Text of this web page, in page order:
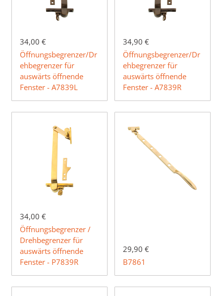
34,00 €
Öffnungsbegrenzer/Dr
ehbegrenzer für
auswärts öffnende
Fenster - A7839L
34,90 €
Öffnungsbegrenzer/Dr
ehbegrenzer für
auswärts öffnende
Fenster - A7839R
34,00 €
Öffnungsbegrenzer /
Drehbegrenzer für
auswärts öffnende
Fenster - P7839R
29,90 €
B7861